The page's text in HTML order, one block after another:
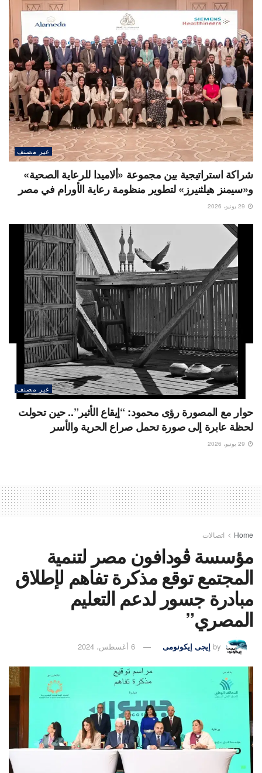
غير مصنف
شراكة استراتيجية بين مجموعة «ألاميدا للرعاية الصحية»
و«سيمنز هيلثنيرز» لتطوير منظومة رعاية الأورام في مصر
غير مصنف
حوار مع المصورة رؤى محمود: “إيقاع الأثير”.. حين تحولت
لحظة عابرة إلى صورة تحمل صراع الحرية والأسر
Home اتصالات
مؤسسة ڤودافون مصر لتنمية
المجتمع توقع مذكرة تفاهم لإطلاق
مبادرة جسور لدعم التعليم
المصري”
by إيجى إيكونومى 6 أغسطس، 2024